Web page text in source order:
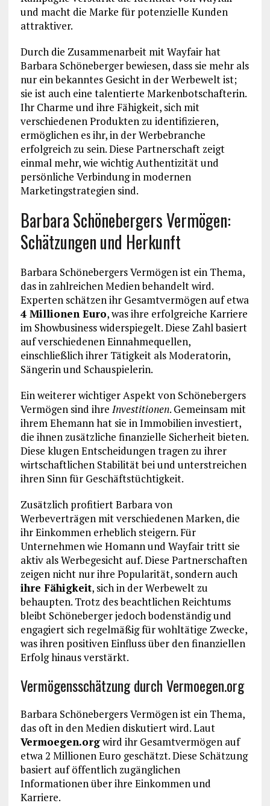
und macht die Marke für potenzielle Kunden
attraktiver.
Durch die Zusammenarbeit mit Wayfair hat
Barbara Schöneberger bewiesen, dass sie mehr als
nur ein bekanntes Gesicht in der Werbewelt ist;
sie ist auch eine talentierte Markenbotschafterin.
Ihr Charme und ihre Fähigkeit, sich mit
verschiedenen Produkten zu identifizieren,
ermöglichen es ihr, in der Werbebranche
erfolgreich zu sein. Diese Partnerschaft zeigt
einmal mehr, wie wichtig Authentizität und
persönliche Verbindung in modernen
Marketingstrategien sind.
Barbara Schönebergers Vermögen:
Schätzungen und Herkunft
Barbara Schönebergers Vermögen ist ein Thema,
das in zahlreichen Medien behandelt wird.
Experten schätzen ihr Gesamtvermögen auf etwa
4 Millionen Euro, was ihre erfolgreiche Karriere
im Showbusiness widerspiegelt. Diese Zahl basiert
auf verschiedenen Einnahmequellen,
einschließlich ihrer Tätigkeit als Moderatorin,
Sängerin und Schauspielerin.
Ein weiterer wichtiger Aspekt von Schönebergers
Vermögen sind ihre Investitionen. Gemeinsam mit
ihrem Ehemann hat sie in Immobilien investiert,
die ihnen zusätzliche finanzielle Sicherheit bieten.
Diese klugen Entscheidungen tragen zu ihrer
wirtschaftlichen Stabilität bei und unterstreichen
ihren Sinn für Geschäftstüchtigkeit.
Zusätzlich profitiert Barbara von
Werbeverträgen mit verschiedenen Marken, die
ihr Einkommen erheblich steigern. Für
Unternehmen wie Homann und Wayfair tritt sie
aktiv als Werbegesicht auf. Diese Partnerschaften
zeigen nicht nur ihre Popularität, sondern auch
ihre Fähigkeit, sich in der Werbewelt zu
behaupten. Trotz des beachtlichen Reichtums
bleibt Schöneberger jedoch bodenständig und
engagiert sich regelmäßig für wohltätige Zwecke,
was ihren positiven Einfluss über den finanziellen
Erfolg hinaus verstärkt.
Vermögensschätzung durch Vermoegen.org
Barbara Schönebergers Vermögen ist ein Thema,
das oft in den Medien diskutiert wird. Laut
Vermoegen.orgwird ihr Gesamtvermögen auf
etwa 2 Millionen Euro geschätzt. Diese Schätzung
basiert auf öffentlich zugänglichen
Informationen über ihre Einkommen und
Karriere.